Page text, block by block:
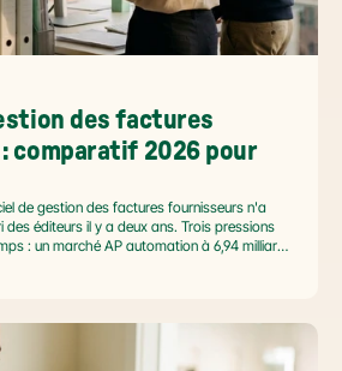
des factures
comparatif 2026 pour
de gestion des factures fournisseurs n'a
des éditeurs il y a deux ans. Trois pressions
: un marché AP automation à 6,94 milliards
une réforme facture électronique 2026 qui
2026). Ce comparatif passe en revue 8
françaises et le positionnement de Libeo